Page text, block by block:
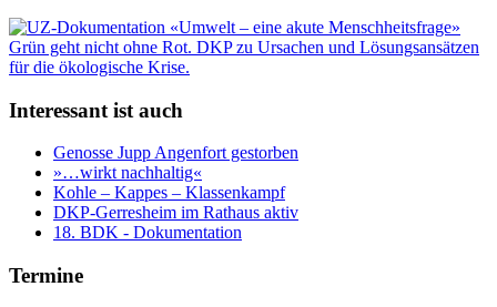
Interessant ist auch
Genosse Jupp Angenfort gestorben
»…wirkt nachhaltig«
Kohle – Kappes – Klassenkampf
DKP-Gerresheim im Rathaus aktiv
18. BDK - Dokumentation
Termine